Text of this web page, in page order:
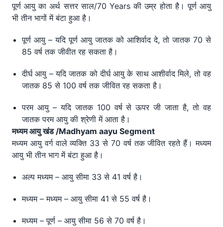
पूर्ण आयु का अर्थ सत्तर साल/70 Years की उम्र होता है। पूर्ण आयु
भी तीन भागों में बंटा हुआ है।
पूर्ण आयु – यदि पूर्ण आयु जातक को आशिर्वाद दे, तो जातक 70 से
85 वर्ष तक जीवीत रह सकता है।
दीर्घ आयु – यदि जातक को दीर्घ आयु के साथ आशीर्वाद मिले, तो वह
जातक 85 से 100 वर्ष तक जीवित रह सकता है।
परम आयु – यदि जातक 100 वर्ष से ऊपर जी जाता है, तो वह
जातक परम आयु की श्रेणी में आता है।
मध्यम आयु खंड /Madhyam aayu Segment
मध्यम आयु वर्ग वाले व्यक्ति 33 से 70 वर्ष तक जीवित रहते हैं। मध्यम
आयु भी तीन भाग में बंटा हुआ है।
अल्प मध्यम – आयु सीमा 33 से 41 वर्ष है।
मध्यम – मध्यम – आयु सीमा 41 से 55 वर्ष है।
मध्यम – पूर्ण – आयु सीमा 56 से 70 वर्ष है।